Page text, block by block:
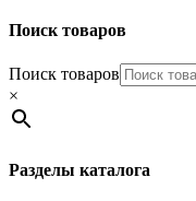
Поиск товаров
Поиск товаров
×
Разделы каталога